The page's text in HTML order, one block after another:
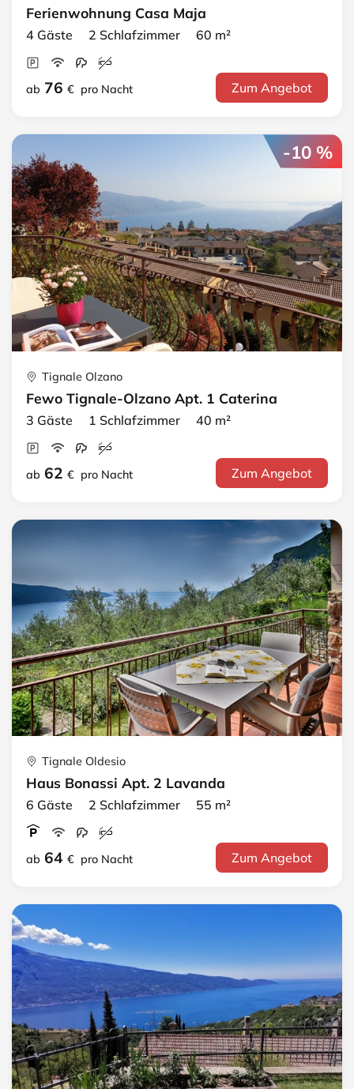
Ferienwohnung Casa Maja
4 Gäste 2 Schlafzimmer 60 m²
ab 76 € pro Nacht Zum Angebot
-10 %
Tignale Olzano
Fewo Tignale-Olzano Apt. 1 Caterina
3 Gäste 1 Schlafzimmer 40 m²
ab 62 € pro Nacht Zum Angebot
Tignale Oldesio
Haus Bonassi Apt. 2 Lavanda
6 Gäste 2 Schlafzimmer 55 m²
ab 64 € pro Nacht Zum Angebot